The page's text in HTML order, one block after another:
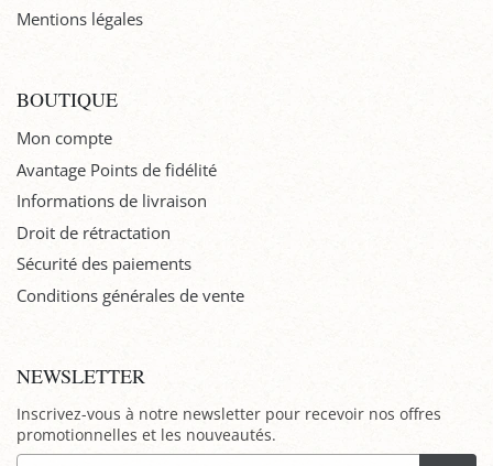
Mentions légales
BOUTIQUE
Mon compte
Avantage Points de fidélité
Informations de livraison
Droit de rétractation
Sécurité des paiements
Conditions générales de vente
NEWSLETTER
Inscrivez-vous à notre newsletter pour recevoir nos offres
promotionnelles et les nouveautés.